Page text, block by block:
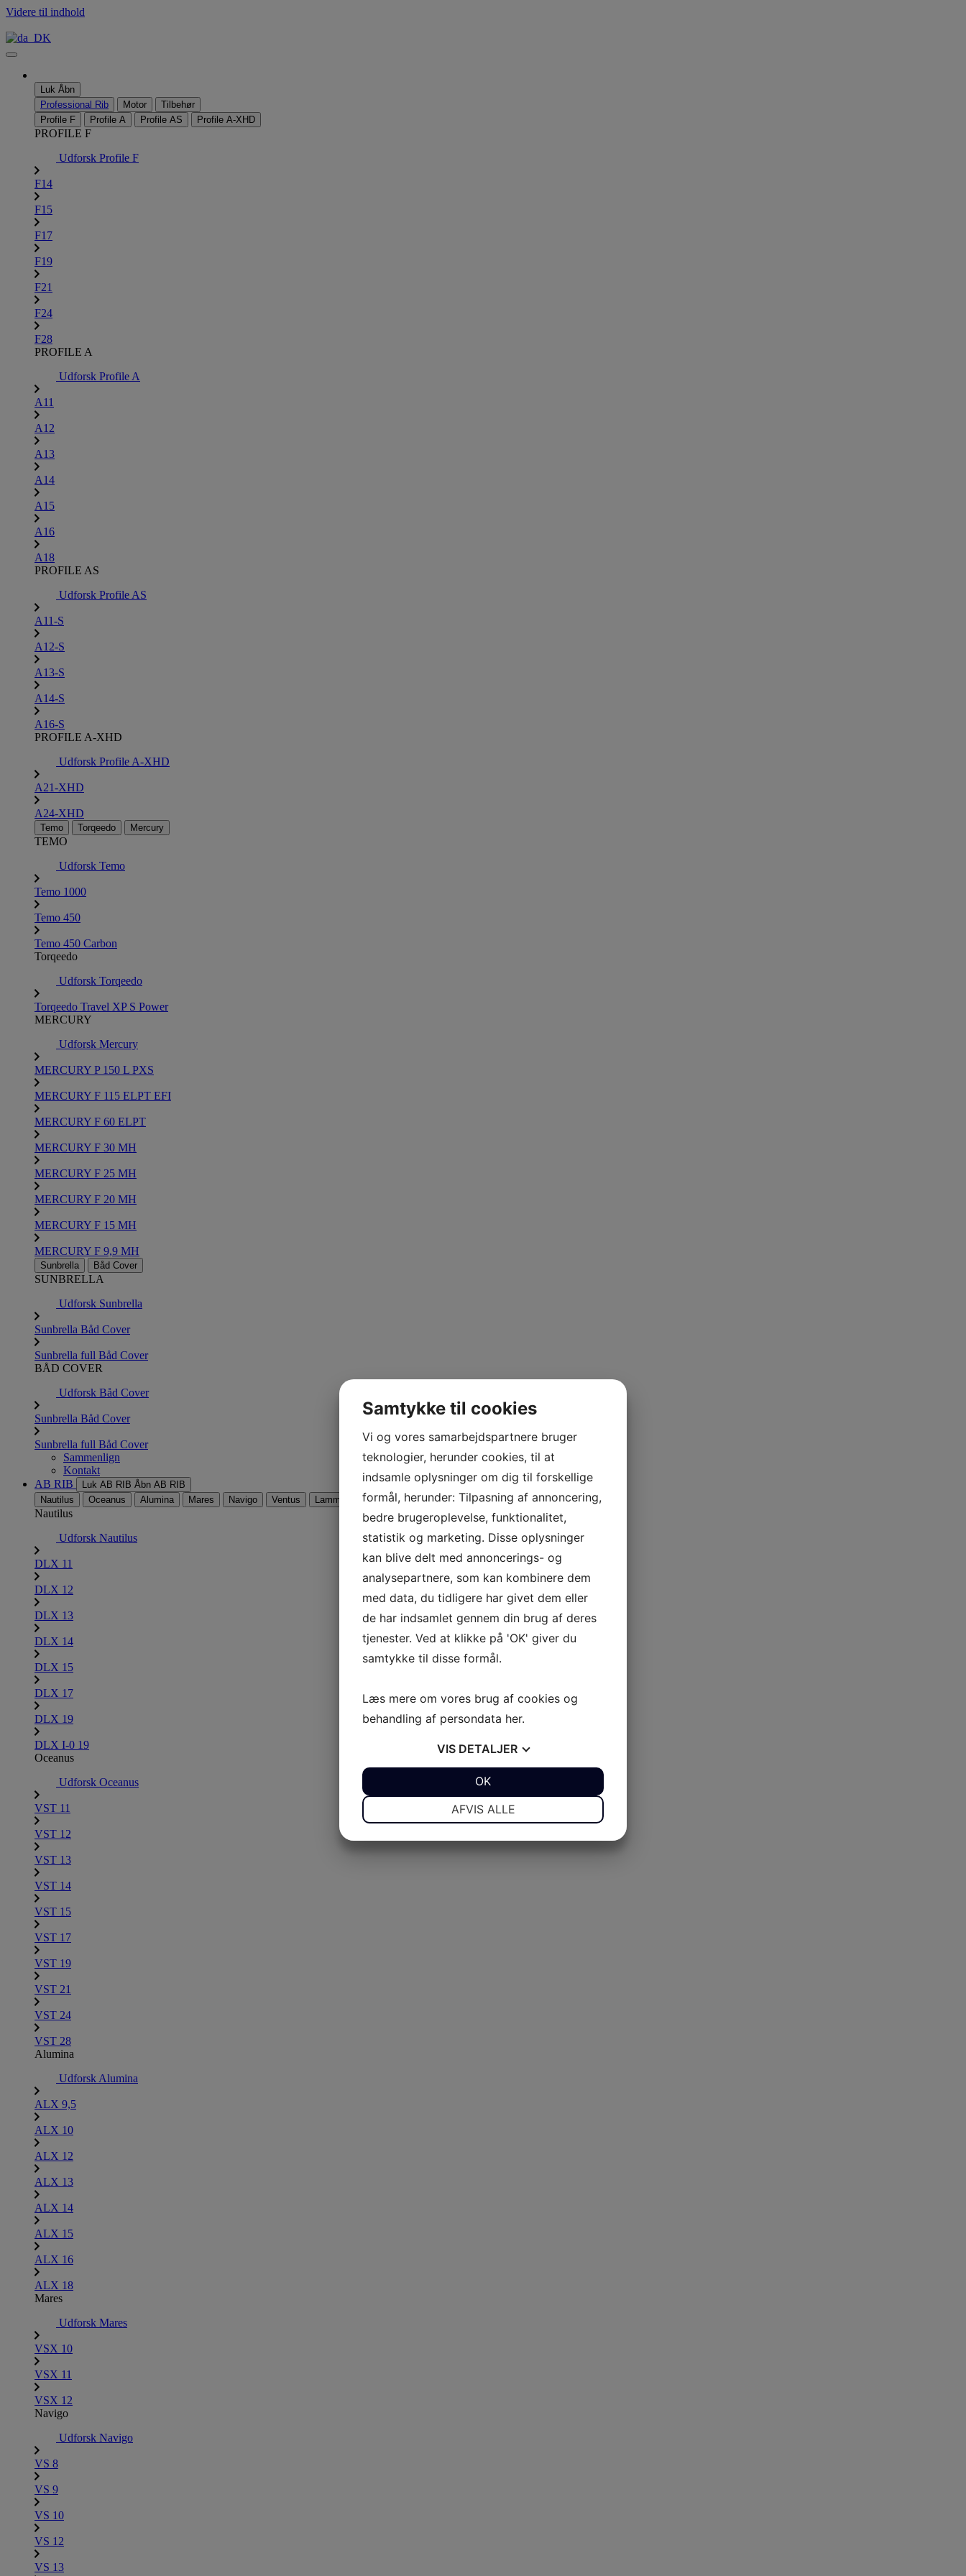
Videre til indhold
Luk Åbn
Professional Rib
Motor
Tilbehør
Profile F
Profile A Profile AS Profile A-XHD
PROFILE F
Udforsk Profile F
F14
F15
F17
F19
F21
F24
F28
PROFILE A
Udforsk Profile A
A11
A12
A13
A14
A15
A16
A18
PROFILE AS
Udforsk Profile AS
A11-S
A12-S
A13-S
A14-S
A16-S
PROFILE A-XHD
Udforsk Profile A-XHD
A21-XHD
A24-XHD
Temo Torqeedo Mercury
TEMO
Udforsk Temo
Temo 1000
Temo 450
Temo 450 Carbon
Torqeedo
Udforsk Torqeedo
Torqeedo Travel XP S Power
MERCURY
Udforsk Mercury
MERCURY P 150 L PXS
MERCURY F 115 ELPT EFI
MERCURY F 60 ELPT
MERCURY F 30 MH
MERCURY F 25 MH
MERCURY F 20 MH
MERCURY F 15 MH
MERCURY F 9,9 MH
Sunbrella Båd Cover
SUNBRELLA
Udforsk Sunbrella
Sunbrella Båd Cover
Sunbrella full Båd Cover
BÅD COVER
Udforsk Båd Cover
Sunbrella Båd Cover
Sunbrella full Båd Cover
Sammenlign
Kontakt
AB RIB
Luk AB RIB Åbn AB RIB
Nautilus
Oceanus Alumina Mares Navigo Ventus Lammina AL Lammina UL AB Rider
Nautilus
Udforsk Nautilus
DLX 11
DLX 12
DLX 13
DLX 14
DLX 15
DLX 17
DLX 19
DLX I-0 19
Oceanus
Udforsk Oceanus
VST 11
VST 12
VST 13
VST 14
VST 15
VST 17
VST 19
VST 21
VST 24
VST 28
Alumina
Udforsk Alumina
ALX 9,5
ALX 10
ALX 12
ALX 13
ALX 14
ALX 15
ALX 16
ALX 18
Mares
Udforsk Mares
VSX 10
VSX 11
VSX 12
Navigo
Udforsk Navigo
VS 8
VS 9
VS 10
VS 12
VS 13
Samtykke til cookies
Vi og vores samarbejdspartnere bruger
teknologier, herunder cookies, til at
indsamle oplysninger om dig til forskellige
formål, herunder: Tilpasning af annoncering,
bedre brugeroplevelse, funktionalitet,
statistik og marketing. Disse oplysninger
kan blive delt med annoncerings- og
analysepartnere, som kan kombinere dem
med data, du tidligere har givet dem eller
de har indsamlet gennem din brug af deres
tjenester. Ved at klikke på 'OK' giver du
samtykke til disse formål.
Læs mere om vores brug af cookies og
behandling af persondata her.
VIS DETALJER
AFVIS ALLE
OK